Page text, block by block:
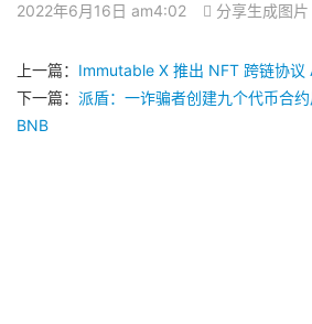
2022年6月16日 am4:02 分享生成图片
上一篇： Immutable X 推出 NFT 跨链协议
下一篇： 派盾：一诈骗者创建九个代币合
BNB